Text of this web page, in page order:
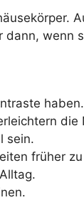
wenn
haben.
die
sein.
früher